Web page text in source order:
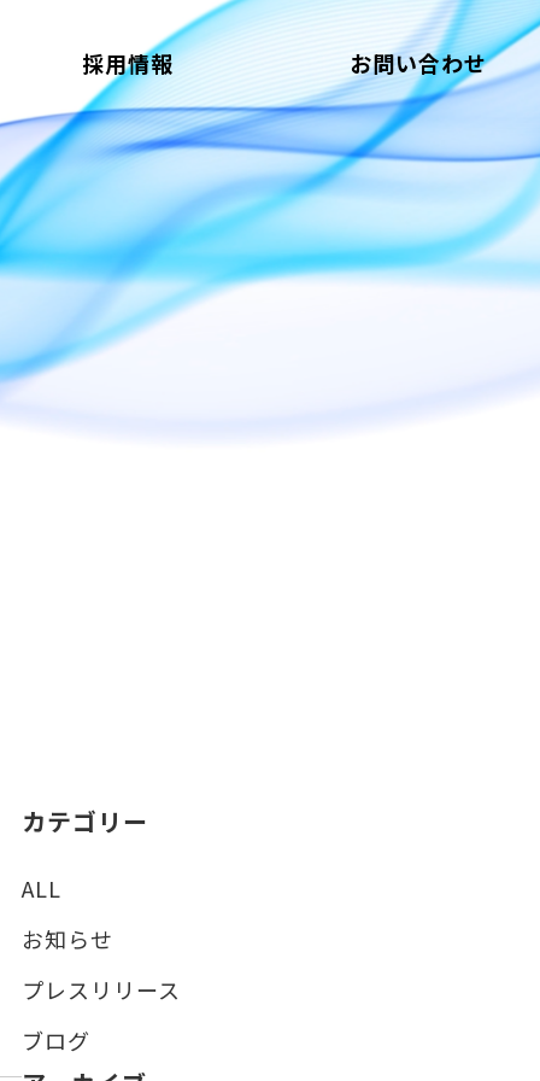
採用情報 お問い合わせ
カテゴリー
ALL
お知らせ
プレスリリース
ブログ